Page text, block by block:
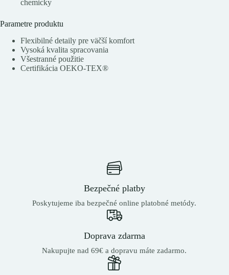
chemicky
Parametre produktu
Flexibilné detaily pre väčší komfort
Vysoká kvalita spracovania
Všestranné použitie
Certifikácia OEKO-TEX®
Bezpečné platby
Poskytujeme iba bezpečné online platobné metódy.
Doprava zdarma
Nakupujte nad 69€ a dopravu máte zadarmo.